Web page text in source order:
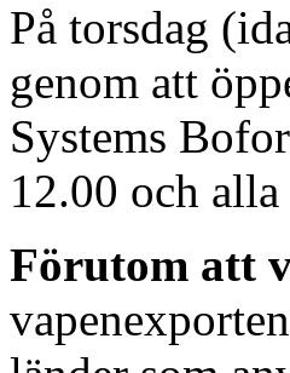
På torsdag
genom att
Systems
12.00 och
Förutom att